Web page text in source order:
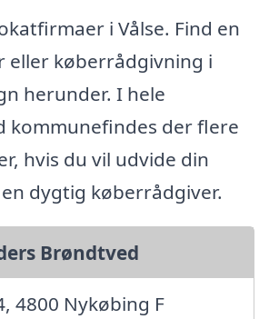
i Vålse. Find en
eller køberrådgivning i
herunder. I hele
kommunefindes der flere
hvis du vil udvide din
dygtig køberrådgiver.
Brøndtved
4800 Nykøbing F